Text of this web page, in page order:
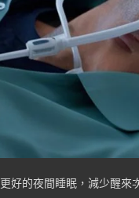
好的夜間睡眠，減少醒